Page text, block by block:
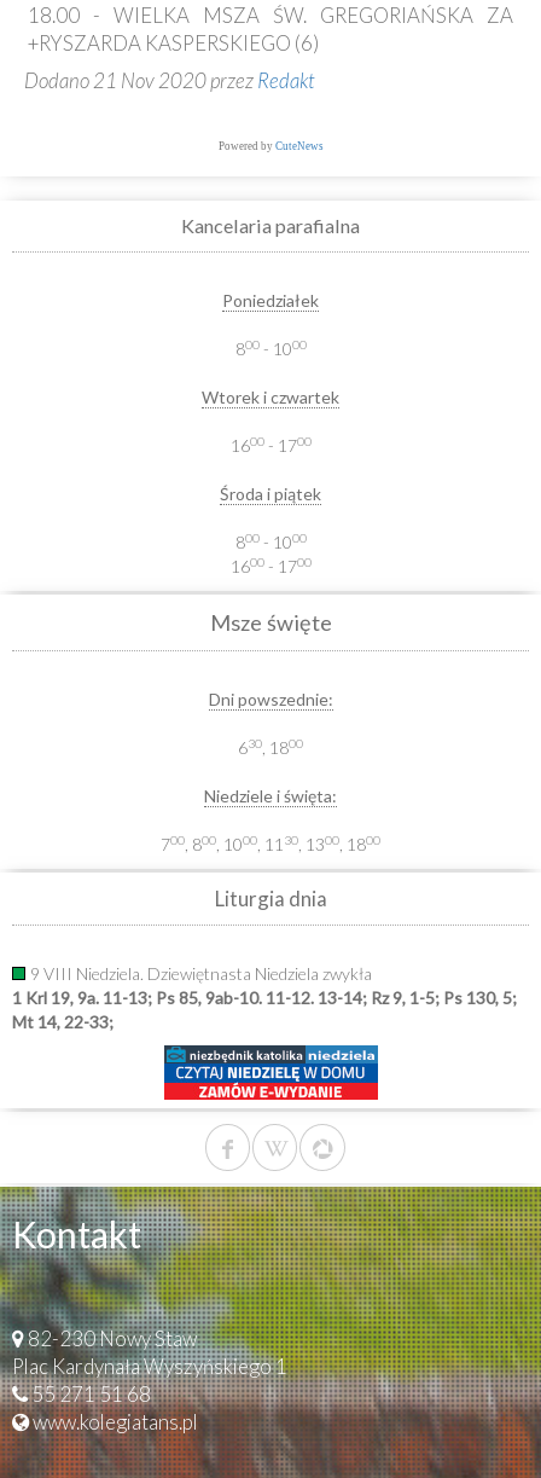
18.00 - WIELKA MSZA ŚW. GREGORIAŃSKA ZA
+RYSZARDA KASPERSKIEGO (6)
Dodano 21 Nov 2020 przezRedakt
Powered by CuteNews
Kancelaria parafialna
Poniedziałek
800- 1000
Wtorek i czwartek
1600- 1700
Środa i piątek
800- 1000
1600- 1700
Msze święte
Dni powszednie:
630 , 1800
Niedziele i święta:
700 , 800 , 1000 , 11 30 , 1300 , 1800
Liturgia dnia
9 VIII Niedziela. Dziewiętnasta Niedziela zwykła
1 Krl 19, 9a. 11-13; Ps 85, 9ab-10. 11-12. 13-14; Rz 9, 1-5; Ps 130, 5;
Mt 14, 22-33;
Kontakt
82-230 Nowy Staw
Plac Kardynała Wyszyńskiego 1
55 271 51 68
www.kolegiatans.pl